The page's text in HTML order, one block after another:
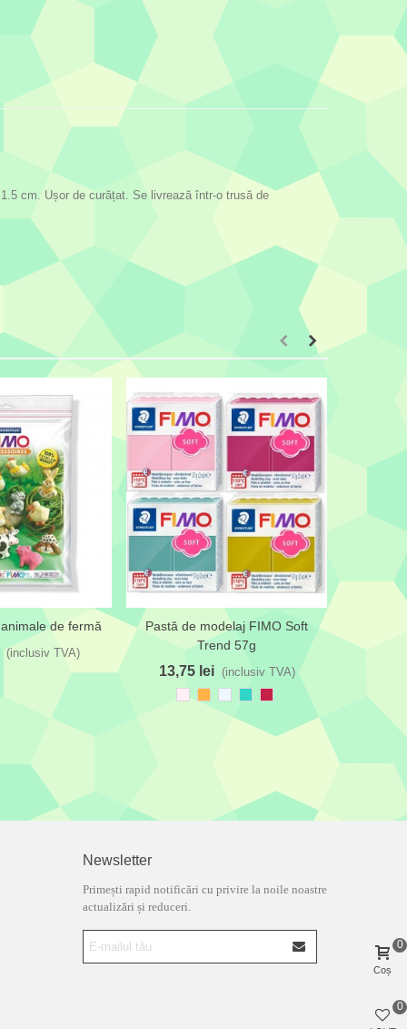
cm. Ușor de curățat. Se livrează într-o trusă de
de dorințede fermă
(inclusiv TVA)
Adaugă la lista de dorințe
Pastă de modelaj FIMO Soft
Trend 57g
13,75 lei
(inclusiv TVA)
pastel
deschis
Newsletter
Primești rapid notificări cu privire la noile noastre
actualizări și reduceri.
Coș
0
0